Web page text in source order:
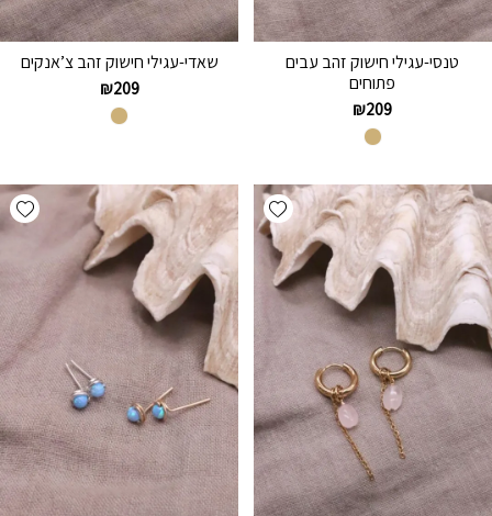
טנסי-עגילי חישוק זהב עבים
פתוחים
₪209
שאדי-עגילי חישוק זהב צ’אנקים
₪209
Add wishlist